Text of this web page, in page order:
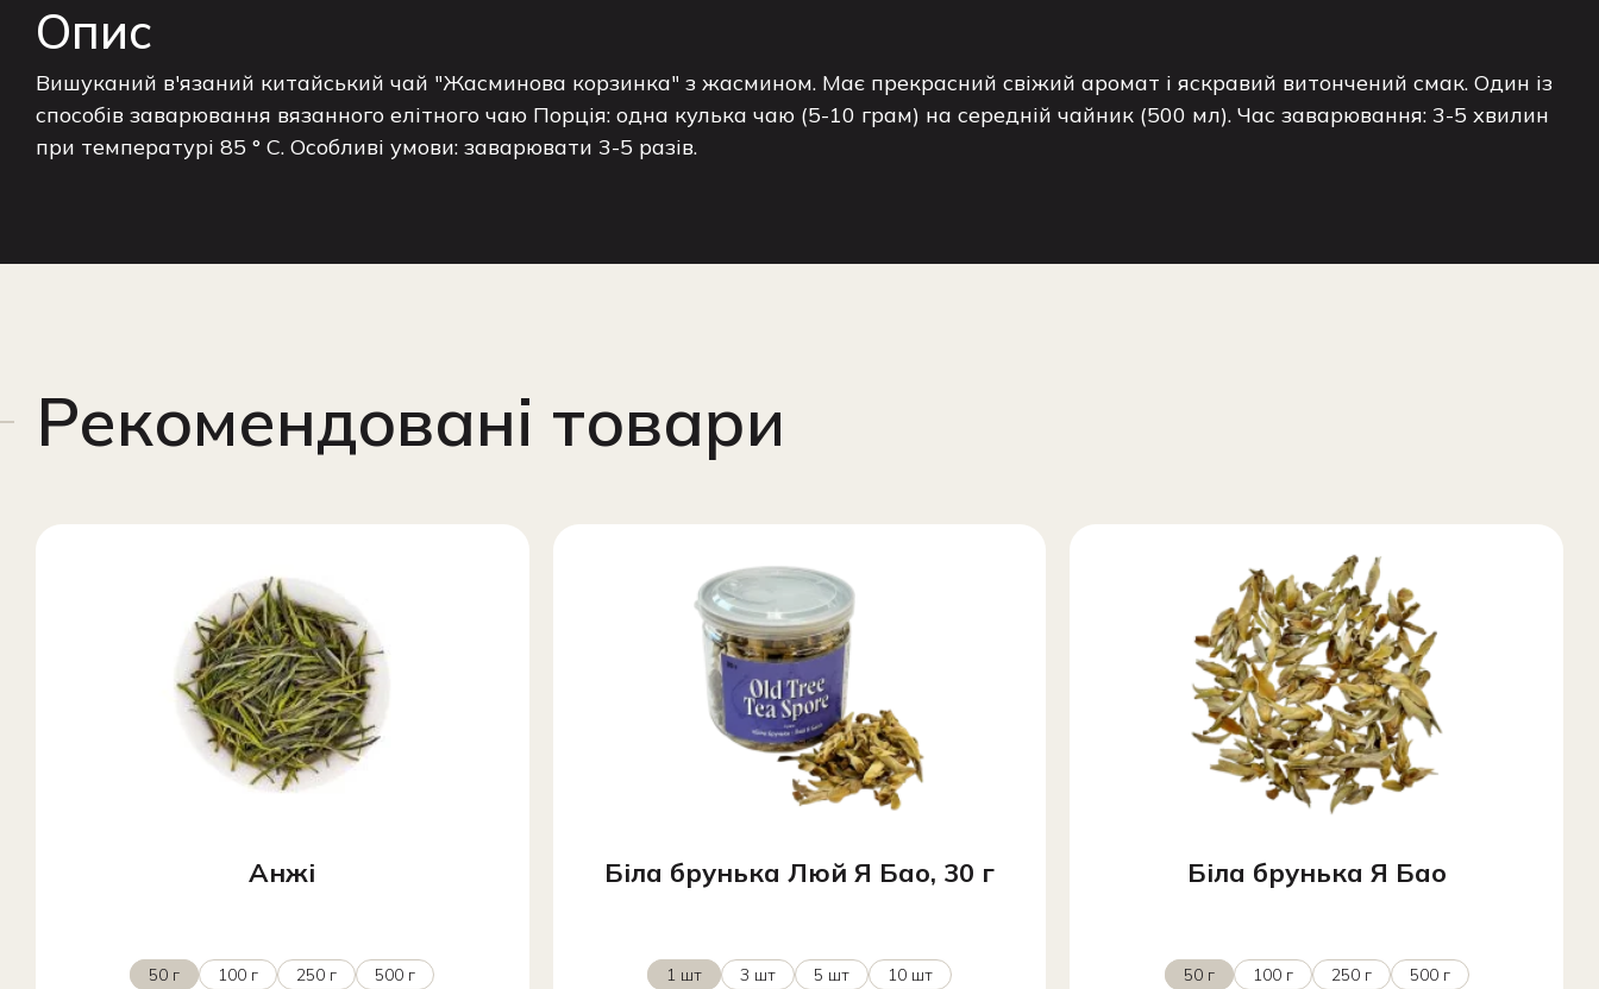
Опис
Вишуканий в'язаний китайський чай "Жасминова корзинка" з жасмином. Має прекрасний свіжий аромат і яскравий витончений смак. Один із
способів заварювання вязанного елітного чаю Порція: одна кулька чаю (5-10 грам) на середній чайник (500 мл). Час заварювання: 3-5 хвилин
при температурі 85 ° C. Особливі умови: заварювати 3-5 разів.
Рекомендовані товари
Анжі
50 г 100 г 250 г 500 г
Біла брунька Люй Я Бао, 30 г
1 шт 3 шт 5 шт 10 шт
Біла брунька Я Бао
50 г 100 г 250 г 500 г